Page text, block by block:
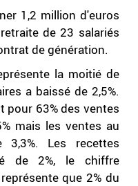
1,2 million d'euros
de 23 salariés
de génération.
la moitié de
a baissé de 2,5%.
pour 63% des ventes
mais les ventes au
Les recettes
de 2%, le chiffre
que 2% du